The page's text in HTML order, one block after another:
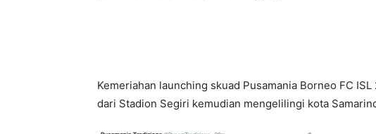
Kemeriahan launching skuad Pusamania Borneo FC
dari Stadion Segiri kemudian mengelilingi kota